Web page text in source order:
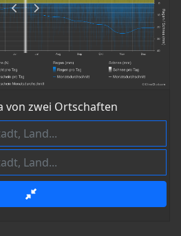
von zwei Ortschaften